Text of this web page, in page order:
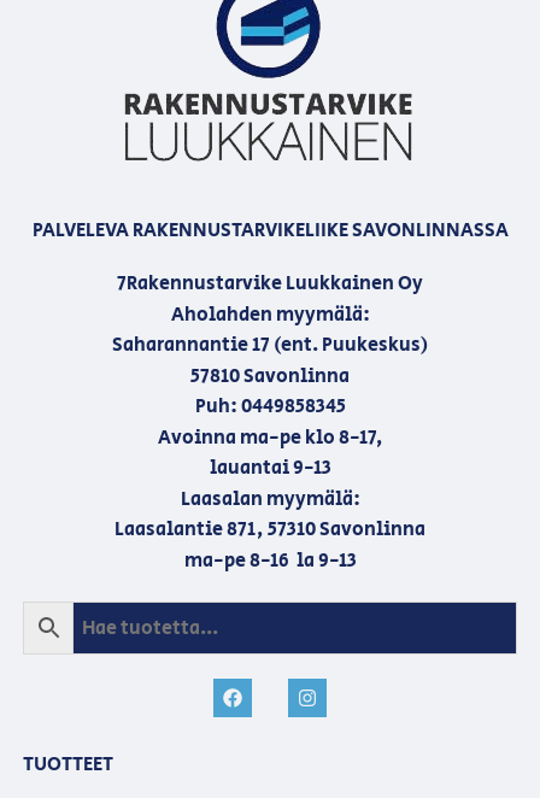
PALVELEVA RAKENNUSTARVIKELIIKE SAVONLINNASSA
7Rakennustarvike Luukkainen Oy
Aholahden myymälä:
Saharannantie 17 (ent. Puukeskus)
57810 Savonlinna
Puh: 0449858345
Avoinna ma-pe klo 8-17,
lauantai 9-13
Laasalan myymälä:
Laasalantie 871, 57310 Savonlinna
ma-pe 8-16 la 9-13
TUOTTEET